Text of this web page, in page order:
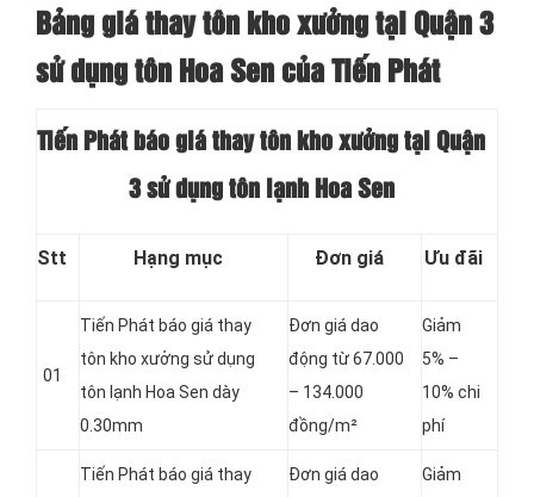
Bảng giá thay tôn kho xưởng tại Quận 3
sử dụng tôn Hoa Sen của Tiến Phát
Tiến Phát báo giá thay tôn kho xưởng tại Quận
3 sử dụng tôn lạnh Hoa Sen
Stt Hạng mục Đơn giá Ưu đãi
01
Tiến Phát báo giá thay
tôn kho xưởng sử dụng
tôn lạnh Hoa Sen dày
0.30mm
Đơn giá dao
động từ 67.000
– 134.000
đồng/m²
Giảm
5% –
10% chi
phí
Tiến Phát báo giá thay
Đơn giá dao
Giảm